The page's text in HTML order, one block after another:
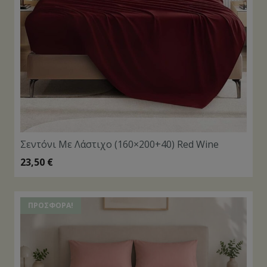
Σεντόνι Με Λάστιχο (160×200+40) Red Wine
23,50 €
ΠΡΟΣΦΟΡΆ!